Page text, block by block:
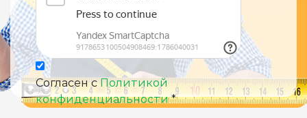
Согласен сПолитикой
конфиденциальности *